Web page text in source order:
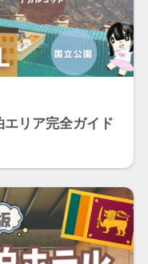
リア完全ガイド